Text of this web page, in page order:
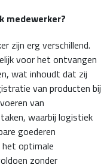
medewerker?
zijn erg verschillend.
voor het ontvangen
wat inhoudt dat zij
van producten bij
van
waarbij logistiek
goederen
het optimale
zonder